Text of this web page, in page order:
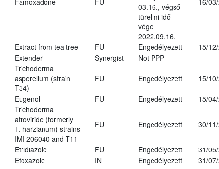
Famoxadone FU
03.16., végső
türelmi idő
vége
2022.09.16.
16/
Extract from tea tree FU Engedélyezett
15/
Extender
Synergist Not PPP
-
Trichoderma
asperellum (strain
T34)
FU Engedélyezett 15/
Eugenol FU Engedélyezett
15/
Trichoderma
atroviride (formerly
T. harzianum) strains
IMI 206040 and T11
FU Engedélyezett 30/
Etridiazole FU Engedélyezett
31/
Etoxazole
IN Engedélyezett
31/